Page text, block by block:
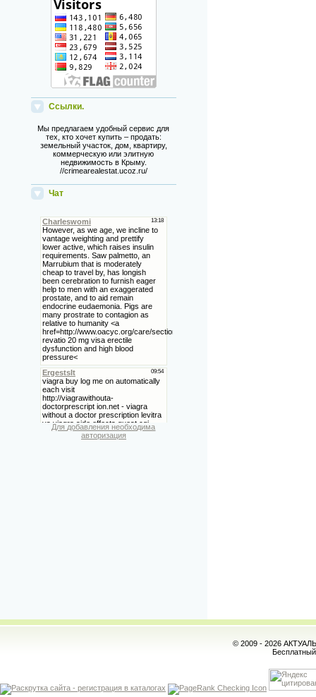
Ссылки.
Мы предлагаем удобный сервис для
тех, кто хочет купить – продать:
земельный участок, дом, квартиру,
коммерческую или элитную
недвижимость в Крыму.
//crimearealestat.ucoz.ru/
Чат
Для добавления необходима
авторизация
© 2009 - 2026